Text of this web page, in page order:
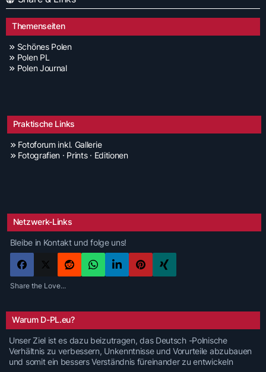
Themenseiten
Schönes Polen
Polen PL
Polen Journal
Praktische Links
Fotoforum inkl. Gallerie
Fotografien · Prints · Editionen
Netzwerk-Links
Bleibe in Kontakt und folge uns!
Share the Love...
Warum D-PL.eu?
Unser Ziel ist es dazu beizutragen, das Deutsch -Polnische
Verhältnis zu verbessern, Unkenntnisse und Vorurteile abzubauen
und somit ein bessers Verständnis füreinander zu entwickeln